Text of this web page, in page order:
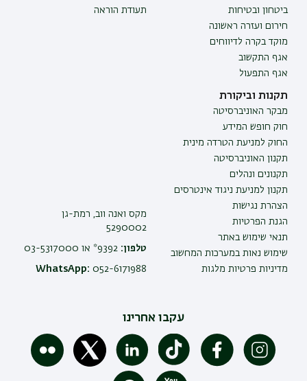
ביטחון ובטיחות
חירום ועזרה ראשונה
מוקד בקרה לדיווחים
אגף התקשוב
אגף התפעול
תעודת הוראה
תקנות וביקורת
מבקר האוניברסיטה
חוק חופש המידע
החוק למניעת הטרדה מינית
תקנון האוניברסיטה
תקנונים ונהלים
תקנון למניעת ניגוד אינטרסים
הצהרת נגישות
הגנת הפרטיות
תנאי שימוש באתר
שימוש נאות במערכות המחשוב
מדיניות פרטיות מלגות
מקס ואנה ווב, רמת-גן
5290002
טלפון:
WhatsApp: 052-6171988
עקבו אחרינו